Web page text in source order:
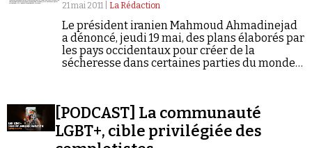
21 mai 2011 | La Rédaction
Le président iranien Mahmoud Ahmadinejad
a dénoncé, jeudi 19 mai, des plans élaborés par
les pays occidentaux pour créer de la
sécheresse dans certaines parties du monde,
[PODCAST] La communauté
LGBT+, cible privilégiée des